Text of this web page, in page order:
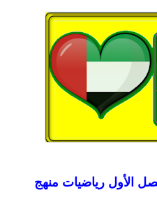
الأول رياضيات منهج